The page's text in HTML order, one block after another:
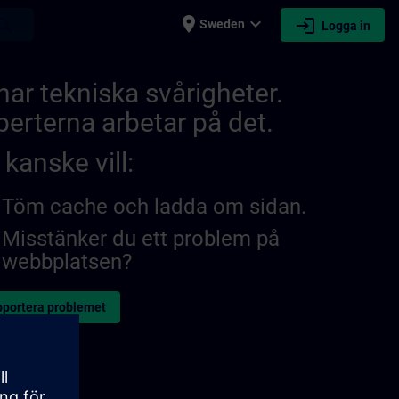
place Sweden expand_more login Logga in
tekniska svårigheter.
arbetar på det.
kanske vill:
Töm cache och ladda om sidan.
Misstänker du ett problem på
webbplatsen?
problemet